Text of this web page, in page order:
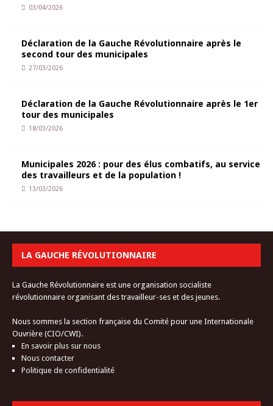
03/04/2026
Déclaration de la Gauche Révolutionnaire après le
second tour des municipales
27/03/2026
Déclaration de la Gauche Révolutionnaire après le 1er
tour des municipales
18/03/2026
Municipales 2026 : pour des élus combatifs, au service
des travailleurs et de la population !
13/03/2026
LA GAUCHE RÉVOLUTIONNAIRE
La Gauche Révolutionnaire est une organisation socialiste
révolutionnaire organisant des travailleur-ses et des jeunes.
Nous sommes la section française du Comité pour une Internationale
Ouvrière (CIO/CWI).
En savoir plus sur nous
Nous contacter
Politique de confidentialité